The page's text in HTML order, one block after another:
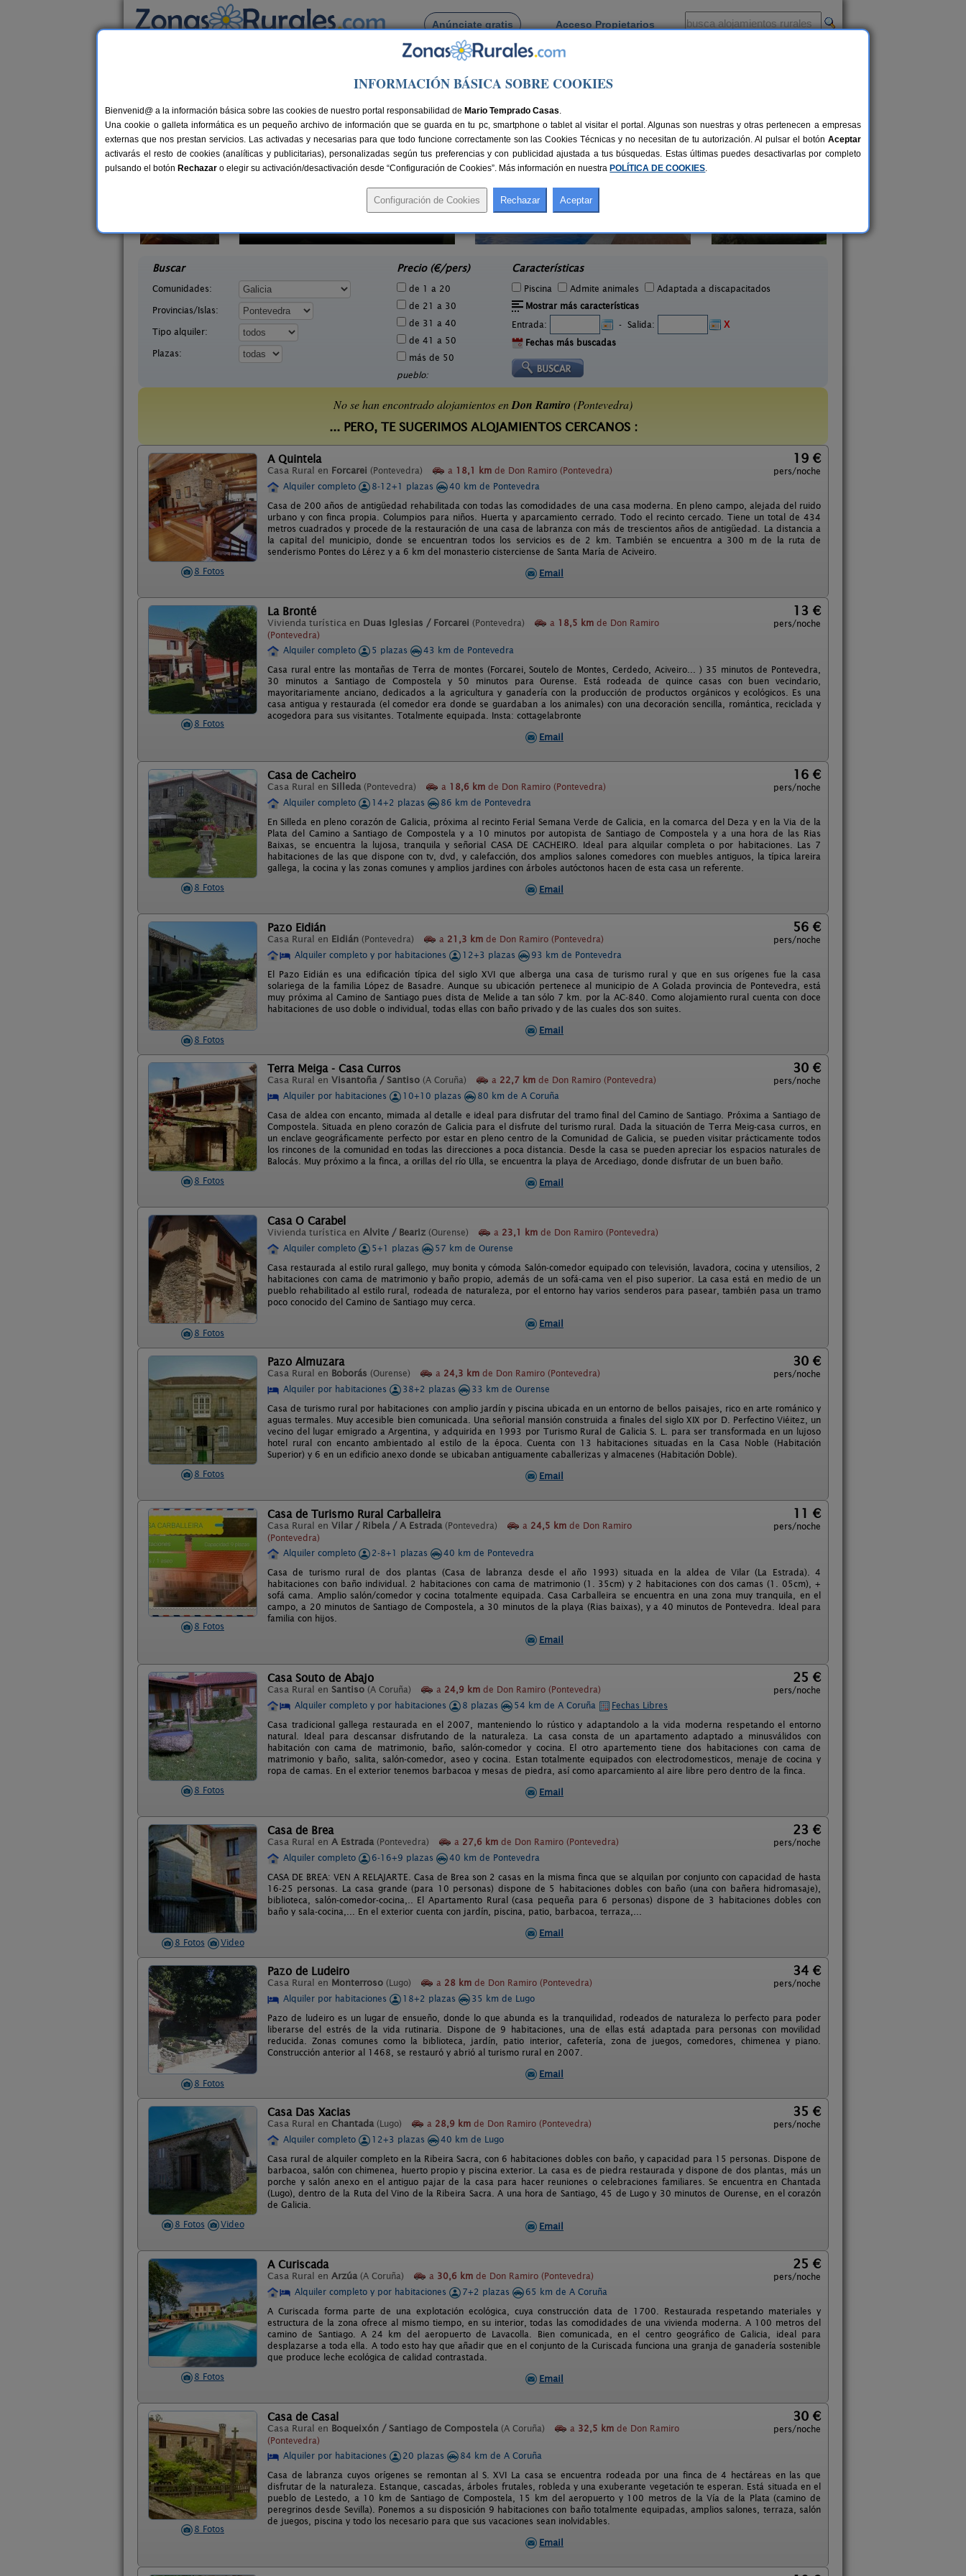
Anúnciate gratis Acceso Propietarios
Busca por pueblo
Casas Rurales cerca de Don Ramiro
21 €
Casa Rural A Avoa María
Buscar
Comunidades:
Provincias/Islas:
Tipo alquiler:
Plazas:
Precio (€/pers)
de 1 a 20
de 21 a 30
de 31 a 40
de 41 a 50
más de 50
pueblo:
Características
Piscina Admite animales
Adaptada a discapacitados
Mostrar más características
Entrada:
- Salida:
X
Fechas más buscadas
No se han encontrado alojamientos enDon Ramiro (Pontevedra)
... PERO, TE SUGERIMOS ALOJAMIENTOS CERCANOS :
8 Fotos
A Quintela
Casa Rural en Forcarei (Pontevedra) a 18,1 km de Don Ramiro (Pontevedra)
19 €
pers/noche
Alquiler completo
8-12+1 plazas
40 km de Pontevedra
Casa de 200 años de antigüedad rehabilitada con todas las comodidades de una casa moderna. En pleno campo, alejada del ruido
urbano y con finca propia. Columpios para niños. Huerta y aparcamiento cerrado. Todo el recinto cercado. Tiene un total de 434
metros cuadrados y procede de la restauración de una casa de labranza con más de trescientos años de antigüedad. La distancia a
la capital del municipio, donde se encuentran todos los servicios es de 2 km. También se encuentra a 300 m de la ruta de
senderismo Pontes do Lérez y a 6 km del monasterio cisterciense de Santa María de Aciveiro.
Email
8 Fotos
La Bronté
Vivienda turística en Duas Iglesias / Forcarei (Pontevedra) a 18,5 km de Don Ramiro
(Pontevedra)
13 €
pers/noche
Alquiler completo 5 plazas
43 km de Pontevedra
Casa rural entre las montañas de Terra de montes (Forcarei, Soutelo de Montes, Cerdedo, Aciveiro... ) 35 minutos de Pontevedra,
30 minutos a Santiago de Compostela y 50 minutos para Ourense. Está rodeada de quince casas con buen vecindario,
mayoritariamente anciano, dedicados a la agricultura y ganadería con la producción de productos orgánicos y ecológicos. Es una
casa antigua y restaurada (el comedor era donde se guardaban a los animales) con una decoración sencilla, romántica, reciclada y
acogedora para sus visitantes. Totalmente equipada. Insta: cottagelabronte
Email
8 Fotos
Casa de Cacheiro
Casa Rural en Silleda (Pontevedra) a 18,6 km de Don Ramiro (Pontevedra)
16 €
pers/noche
Alquiler completo
14+2 plazas
86 km de Pontevedra
En Silleda en pleno corazón de Galicia, próxima al recinto Ferial Semana Verde de Galicia, en la comarca del Deza y en la Via de la
Plata del Camino a Santiago de Compostela y a 10 minutos por autopista de Santiago de Compostela y a una hora de las Rias
Baixas, se encuentra la lujosa, tranquila y señorial CASA DE CACHEIRO. Ideal para alquilar completa o por habitaciones. Las 7
habitaciones de las que dispone con tv, dvd, y calefacción, dos amplios salones comedores con muebles antiguos, la típica lareira
gallega, la cocina y las zonas comunes y amplios jardines con árboles autóctonos hacen de esta casa un referente.
Email
8 Fotos
Pazo Eidián
Casa Rural en Eidián (Pontevedra) a 21,3 km de Don Ramiro (Pontevedra)
56 €
pers/noche
Alquiler completo y por habitaciones
12+3 plazas
93 km de Pontevedra
El Pazo Eidián es una edificación típica del siglo XVI que alberga una casa de turismo rural y que en sus orígenes fue la casa
solariega de la familia López de Basadre. Aunque su ubicación pertenece al municipio de A Golada provincia de Pontevedra, está
muy próxima al Camino de Santiago pues dista de Melide a tan sólo 7 km. por la AC-840. Como alojamiento rural cuenta con doce
habitaciones de uso doble o individual, todas ellas con baño privado y de las cuales dos son suites.
Email
8 Fotos
Terra Meiga - Casa Curros
Casa Rural en Visantoña / Santiso (A Coruña) a 22,7 km de Don Ramiro (Pontevedra)
30 €
pers/noche
Alquiler por habitaciones
10+10 plazas
80 km de A Coruña
Casa de aldea con encanto, mimada al detalle e ideal para disfrutar del tramo final del Camino de Santiago. Próxima a Santiago de
Compostela. Situada en pleno corazón de Galicia para el disfrute del turismo rural. Dada la situación de Terra Meig-casa curros, en
un enclave geográficamente perfecto por estar en pleno centro de la Comunidad de Galicia, se pueden visitar prácticamente todos
los rincones de la comunidad en todas las direcciones a poca distancia. Desde la casa se pueden apreciar los espacios naturales de
Balocás. Muy próximo a la finca, a orillas del río Ulla, se encuentra la playa de Arcediago, donde disfrutar de un buen baño.
Email
8 Fotos
Casa O Carabel
Vivienda turística en Alvite / Beariz (Ourense) a 23,1 km de Don Ramiro (Pontevedra)
Alquiler completo
5+1 plazas
57 km de Ourense
Casa restaurada al estilo rural gallego, muy bonita y cómoda Salón-comedor equipado con televisión, lavadora, cocina y utensilios, 2
habitaciones con cama de matrimonio y baño propio, además de un sofá-cama ven el piso superior. La casa está en medio de un
pueblo rehabilitado al estilo rural, rodeada de naturaleza, por el entorno hay varios senderos para pasear, también pasa un tramo
poco conocido del Camino de Santiago muy cerca.
Email
8 Fotos
Pazo Almuzara
Casa Rural en Boborás (Ourense) a 24,3 km de Don Ramiro (Pontevedra)
30 €
pers/noche
Alquiler por habitaciones
38+2 plazas
33 km de Ourense
Casa de turismo rural por habitaciones con amplio jardín y piscina ubicada en un entorno de bellos paisajes, rico en arte románico y
aguas termales. Muy accesible bien comunicada. Una señorial mansión construida a finales del siglo XIX por D. Perfectino Viéitez, un
vecino del lugar emigrado a Argentina, y adquirida en 1993 por Turismo Rural de Galicia S. L. para ser transformada en un lujoso
hotel rural con encanto ambientado al estilo de la época. Cuenta con 13 habitaciones situadas en la Casa Noble (Habitación
Superior) y 6 en un edificio anexo donde se ubicaban antiguamente caballerizas y almacenes (Habitación Doble).
Email
8 Fotos
Casa de Turismo Rural Carballeira
Casa Rural en Vilar / Ribela / A Estrada (Pontevedra) a 24,5 km de Don Ramiro
(Pontevedra)
11 €
pers/noche
Alquiler completo 2-8+1 plazas
40 km de Pontevedra
Casa de turismo rural de dos plantas (Casa de labranza desde el año 1993) situada en la aldea de Vilar (La Estrada). 4
habitaciones con baño individual. 2 habitaciones con cama de matrimonio (1. 35cm) y 2 habitaciones con dos camas (1. 05cm), +
sofá cama. Amplio salón/comedor y cocina totalmente equipada. Casa Carballeira se encuentra en una zona muy tranquila, en el
campo, a 20 minutos de Santiago de Compostela, a 30 minutos de la playa (Rias baixas), y a 40 minutos de Pontevedra. Ideal para
familia con hijos.
Email
8 Fotos
Casa Souto de Abajo
Casa Rural en Santiso (A Coruña) a 24,9 km de Don Ramiro (Pontevedra)
25 €
pers/noche
Alquiler completo y por habitaciones
8 plazas 54 km de A Coruña
Fechas Libres
Casa tradicional gallega restaurada en el 2007, manteniendo lo rústico y adaptandolo a la vida moderna respetando el entorno
natural. Ideal para descansar disfrutando de la naturaleza. La casa consta de un apartamento adaptado a minusválidos con
habitación con cama de matrimonio, baño, salón-comedor y cocina. El otro apartemento tiene dos habitaciones con cama de
matrimonio y baño, salita, salón-comedor, aseo y cocina. Estan totalmente equipados con electrodomesticos, menaje de cocina y
ropa de camas. En el exterior tenemos barbacoa y mesas de piedra, así como aparcamiento al aire libre pero dentro de la finca.
Email
8 Fotos Video
Casa de Brea
Casa Rural en A Estrada (Pontevedra) a 27,6 km de Don Ramiro (Pontevedra)
23 €
pers/noche
Alquiler completo
6-16+9 plazas
40 km de Pontevedra
CASA DE BREA: VEN A RELAJARTE. Casa de Brea son 2 casas en la misma finca que se alquilan por conjunto con capacidad de hasta
16-25 personas. La casa grande (para 10 personas) dispone de 5 habitaciones dobles con baño (una con bañera hidromasaje),
biblioteca, salón-comedor-cocina,.. El Apartamento Rural (casa pequeña para 6 personas) dispone de 3 habitaciones dobles con
baño y sala-cocina,... En el exterior cuenta con jardín, piscina, patio, barbacoa, terraza,...
Email
8 Fotos
Pazo de Ludeiro
Casa Rural en Monterroso (Lugo) a 28 km de Don Ramiro (Pontevedra)
34 €
pers/noche
Alquiler por habitaciones
18+2 plazas
35 km de Lugo
Pazo de ludeiro es un lugar de ensueño, donde lo que abunda es la tranquilidad, rodeados de naturaleza lo perfecto para poder
liberarse del estrés de la vida rutinaria. Dispone de 9 habitaciones, una de ellas está adaptada para personas con movilidad
reducida. Zonas comunes como la biblioteca, jardín, patio interior, cafetería, zona de juegos, comedores, chimenea y piano.
Construcción anterior al 1468, se restauró y abrió al turismo rural en 2007.
Email
8 Fotos Video
Casa Das Xacias
Casa Rural en Chantada (Lugo) a 28,9 km de Don Ramiro (Pontevedra)
35 €
pers/noche
Alquiler completo
12+3 plazas
40 km de Lugo
Casa rural de alquiler completo en la Ribeira Sacra, con 6 habitaciones dobles con baño, y capacidad para 15 personas. Dispone de
barbacoa, salón con chimenea, huerto propio y piscina exterior. La casa es de piedra restaurada y dispone de dos plantas, más un
porche y salón anexo en el antiguo pajar de la casa para hacer reuniones o celebraciones familiares. Se encuentra en Chantada
(Lugo), dentro de la Ruta del Vino de la Ribeira Sacra. A una hora de Santiago, 45 de Lugo y 30 minutos de Ourense, en el corazón
de Galicia.
Email
8 Fotos
A Curiscada
Casa Rural en Arzúa (A Coruña) a 30,6 km de Don Ramiro (Pontevedra)
25 €
pers/noche
Alquiler completo y por habitaciones
7+2 plazas
65 km de A Coruña
A Curiscada forma parte de una explotación ecológica, cuya construcción data de 1700. Restaurada respetando materiales y
estructura de la zona ofrece al mismo tiempo, en su interior, todas las comodidades de una vivienda moderna. A 100 metros del
camino de Santiago. A 24 km del aeropuerto de Lavacolla. Bien comunicada, en el centro geográfico de Galicia, ideal para
desplazarse a toda ella. A todo esto hay que añadir que en el conjunto de la Curiscada funciona una granja de ganadería sostenible
que produce leche ecológica de calidad contrastada.
Email
8 Fotos
Casa de Casal
Casa Rural en Boqueixón / Santiago de Compostela (A Coruña) a 32,5 km de Don Ramiro
(Pontevedra)
30 €
pers/noche
Alquiler por habitaciones 20 plazas
84 km de A Coruña
Casa de labranza cuyos orígenes se remontan al S. XVI La casa se encuentra rodeada por una finca de 4 hectáreas en las que
disfrutar de la naturaleza. Estanque, cascadas, árboles frutales, robleda y una exuberante vegetación te esperan. Está situada en el
pueblo de Lestedo, a 10 km de Santiago de Compostela, 15 km del aeropuerto y 100 metros de la Vía de la Plata (camino de
peregrinos desde Sevilla). Ponemos a su disposición 9 habitaciones con baño totalmente equipadas, amplios salones, terraza, salón
de juegos, piscina y todo los necesario para que sus vacaciones sean inolvidables.
Email
INFORMACIÓN BÁSICA SOBRE COOKIES
Bienvenid@ a la información básica sobre las cookies de nuestro portal responsabilidad de Mario Temprado Casas.
Una cookie o galleta informática es un pequeño archivo de información que se guarda en tu pc, smartphone o tablet al visitar el portal. Algunas son nuestras y otras pertenecen a empresas
externas que nos prestan servicios. Las activadas y necesarias para que todo funcione correctamente son las Cookies Técnicas y no necesitan de tu autorización. Al pulsar el botón Aceptar
activarás el resto de cookies (analíticas y publicitarias), personalizadas según tus preferencias y con publicidad ajustada a tus búsquedas. Estas últimas puedes desactivarlas por completo
pulsando el botón Rechazar o elegir su activación/desactivación desde “Configuración de Cookies”. Más información en nuestra POLÍTICA DE COOKIES.